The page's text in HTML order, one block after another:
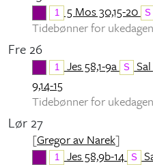
1 5 Mos 30,15-20 S
Tidebønner for ukedagen
Fre 26
1 Jes 58,1-9a S
9,14-15
Tidebønner for ukedagen
Lør 27
[Gregor av Narek]
1 Jes 58,9b-14 S